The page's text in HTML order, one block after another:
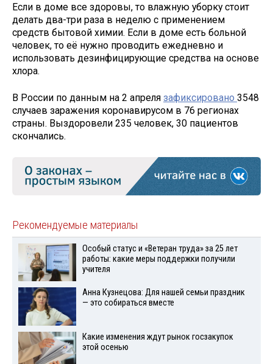
Если в доме все здоровы, то влажную уборку стоит
делать два-три раза в неделю с применением
средств бытовой химии. Если в доме есть больной
человек, то её нужно проводить ежедневно и
использовать дезинфицирующие средства на основе
хлора.
В России по данным на 2 апреля зафиксировано 3548
случаев заражения коронавирусом в 76 регионах
страны. Выздоровели 235 человек, 30 пациентов
скончались.
Рекомендуемые материалы
Особый статус и «Ветеран труда» за 25 лет
работы: какие меры поддержки получили
учителя
Анна Кузнецова: Для нашей семьи праздник
— это собираться вместе
Какие изменения ждут рынок госзакупок
этой осенью